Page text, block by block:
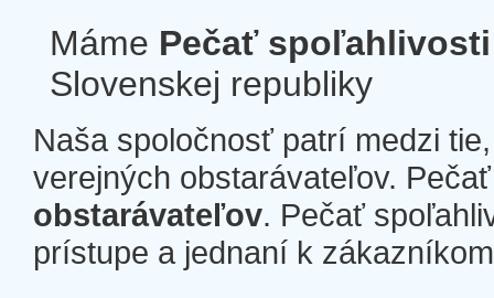
Máme Pečať spoľahlivosti
Slovenskej republiky
Naša spoločnosť patrí medzi
verejných obstarávateľov.
obstarávateľov. Pečať
prístupe a jednaní k